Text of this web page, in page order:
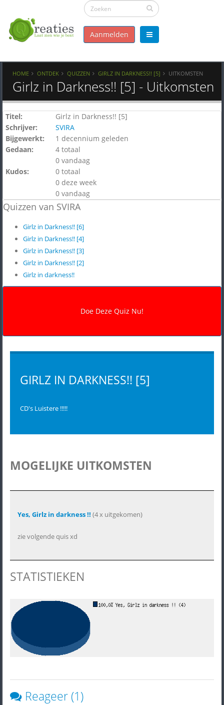
Aanmelden
HOME ONTDEK QUIZZEN GIRLZ IN DARKNESS!! [5] UITKOMSTEN
Girlz in Darkness!! [5] - Uitkomsten
Titel:
Girlz in Darkness!! [5]
Schrijver:
SVIRA
Bijgewerkt:
1 decennium geleden
Gedaan:
4 totaal
0 vandaag
Kudos:
0 totaal
0 deze week
0 vandaag
Quizzen van SVIRA
Girlz in Darkness!! [6]
Girlz in Darkness!! [4]
Girlz in Darkness!! [3]
Girlz in Darkness!! [2]
Girlz in darkness!!
GIRLZ IN DARKNESS!! [5]
CD's Luistere !!!!!
MOGELIJKE UITKOMSTEN
Yes, Girlz in darkness !! (4 x uitgekomen)
zie volgende quis xd
STATISTIEKEN
Reageer (1)